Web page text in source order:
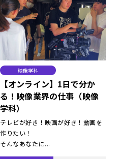
映像学科
【オンライン】1日で分か
る！映像業界の仕事（映像
学科）
テレビが好き！映画が好き！動画を
作りたい！
そんなあなたに...